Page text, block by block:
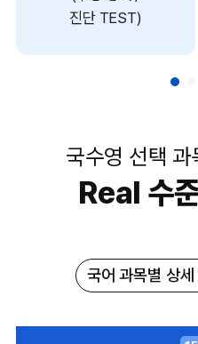
진단 TEST)
국수영 선택
Real 수
국어 과목별 상